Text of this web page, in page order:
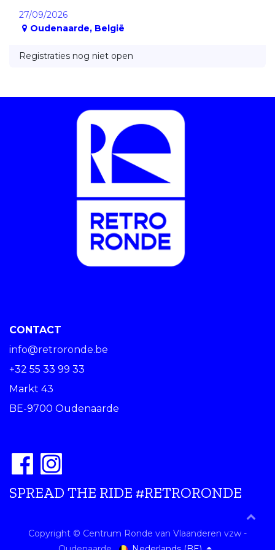
27/09/2026
Oudenaarde, België
Registraties nog niet open
CONTACT
info@retroronde.be
+32 55 33 99 33
Markt 43
BE-9700 Oudenaarde
SPREAD THE RIDE #RETRORONDE
Copyright © Centrum Ronde van Vlaanderen vzw -